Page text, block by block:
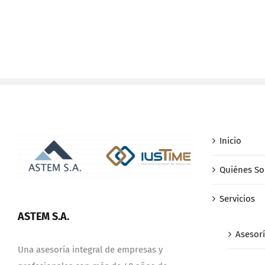
ASTEM S.A.
Una asesoría integral de empresas y
Inicio
Quiénes
Servicios